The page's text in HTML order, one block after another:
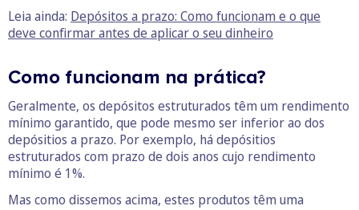
Leia ainda: Depósitos a prazo: Como funcionam e o que
deve confirmar antes de aplicar o seu dinheiro
Como funcionam na prática?
Geralmente, os depósitos estruturados têm um rendimento
mínimo garantido, que pode mesmo ser inferior ao dos
depósitios a prazo. Por exemplo, há depósitios
estruturados com prazo de dois anos cujo rendimento
mínimo é 1%.
Mas como dissemos acima, estes produtos têm uma